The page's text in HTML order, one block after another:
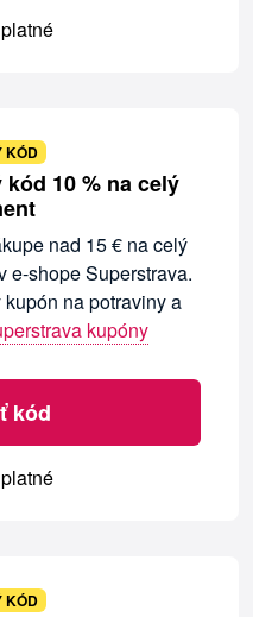
KÓD
10 % na celý
nad 15 € na celý
e-shope Superstrava.
na potraviny a
kupóny
kód
KÓD